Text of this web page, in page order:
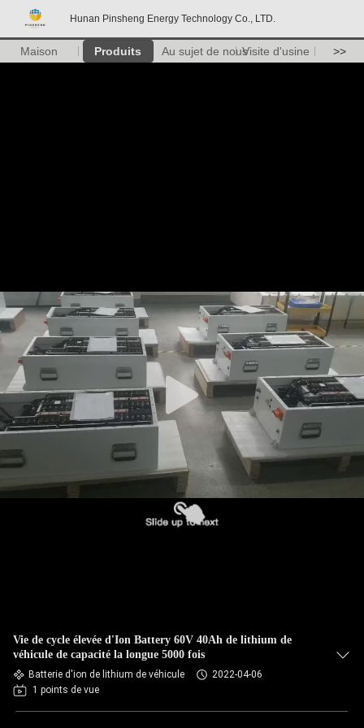
Hunan Pinsheng Energy Technology Co., LTD.
Maison Produits Au sujet de nousVisite d'usine >>
Vie de cycle élevée d'Ion Battery 60V 40Ah de lithium de
véhicule de capacité la longue 5000 fois
Batterie d'ion de lithium de véhicule
2022-04-06
1 points de vue